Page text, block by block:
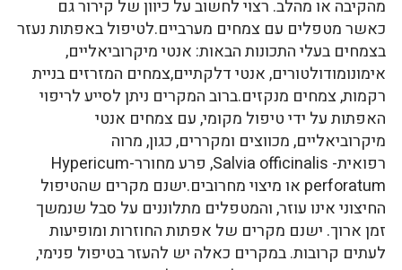
מהקיבה או מהלב. רצוי לחשוב על כיוון של קירור גם
כאשר מטפלים עם צמחים מערביים.לטיפול באפתות נעזר
בצמחים בעלי התכונות הבאות: אנטי מיקרוביאליים,
אימונומודולטורים, אנטי דלקתיים,צמחים המזרזים בניית
רקמות, צמחים מנקזים.ברוב המקרים ניתן לסייע לריפוי
האפתות על ידי טיפול מקומי, עם צמחים אנטי
מיקרוביאליים, מכווצים ומקררים, כגון, מרוה
רפואית- Salvia officinalis, פרע מחורר-Hypericum
perforatum או מיצוי מחרובים.ישנם מקרים שהטיפול
החיצוני אינו עוזר, והמטפלים מתלוננים על סבל שנמשך
זמן ארוך. ישנם מקרים של אפתות החוזרות ומופיעות
לעתים קרובות. במקרים כאלה יש להעזר בטיפול פנימי,